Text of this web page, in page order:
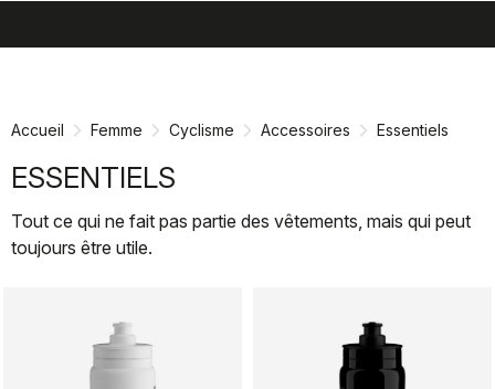
directement
navigation
directement
Accueil Femme Cyclisme Accessoires Essentiels
ESSENTIELS
Tout ce qui ne fait pas partie des vêtements, mais qui peut
toujours être utile.